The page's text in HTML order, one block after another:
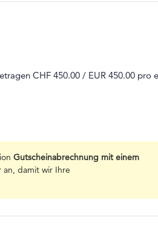
CHF 450.00 / EUR 450.00 pro
Gutscheinabrechnung mit einem
damit wir Ihre